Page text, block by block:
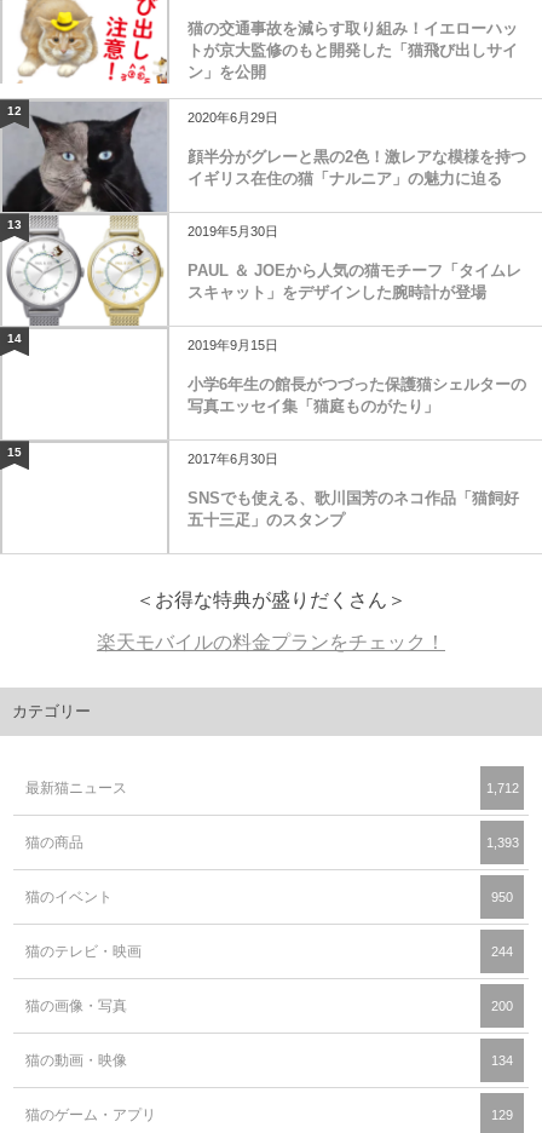
猫の交通事故を減らす取り組み！イエローハッ
トが京大監修のもと開発した「猫飛び出しサイ
ン」を公開
12 2020年6月29日
顔半分がグレーと黒の2色！激レアな模様を持つ
イギリス在住の猫「ナルニア」の魅力に迫る
13 2019年5月30日
PAUL ＆ JOEから人気の猫モチーフ「タイムレ
スキャット」をデザインした腕時計が登場
14 2019年9月15日
小学6年生の館長がつづった保護猫シェルターの
写真エッセイ集「猫庭ものがたり」
15 2017年6月30日
SNSでも使える、歌川国芳のネコ作品「猫飼好
五十三疋」のスタンプ
＜お得な特典が盛りだくさん＞
楽天モバイルの料金プランをチェック！
カテゴリー
最新猫ニュース 1,712
猫の商品 1,393
猫のイベント 950
猫のテレビ・映画 244
猫の画像・写真 200
猫の動画・映像 134
猫のゲーム・アプリ 129